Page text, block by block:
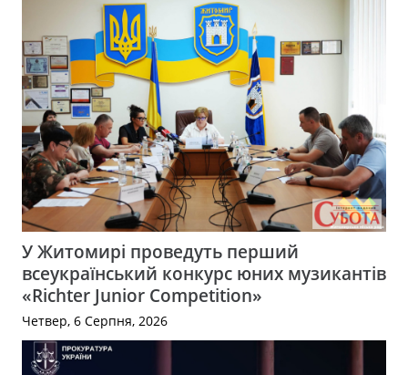
У Житомирі проведуть перший
всеукраїнський конкурс юних музикантів
«Richter Junior Competition»
Четвер, 6 Серпня, 2026